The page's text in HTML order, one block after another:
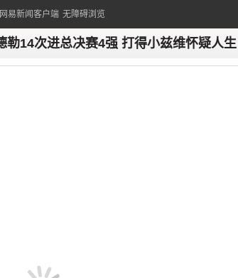
易新闻客户端 无障碍浏览
勒14次进总决赛4强 打得小兹维怀疑人生